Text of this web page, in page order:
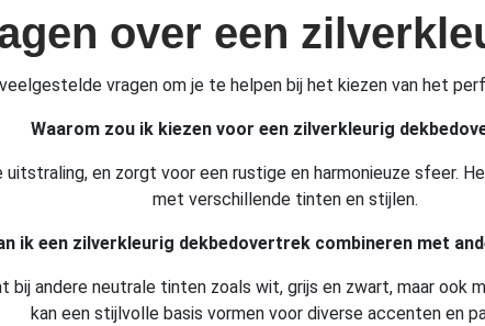
over een
vragen om je te helpen bij het kiezen van het
Waarom zou ik kiezen voor een zilverkleurig
en zorgt voor een rustige en harmonieuze sfeer.
met verschillende tinten en stijlen.
ik een zilverkleurig dekbedovertrek combineren met
andere neutrale tinten zoals wit, grijs en zwart, maar ook
kan een stijlvolle basis vormen voor diverse accenten en